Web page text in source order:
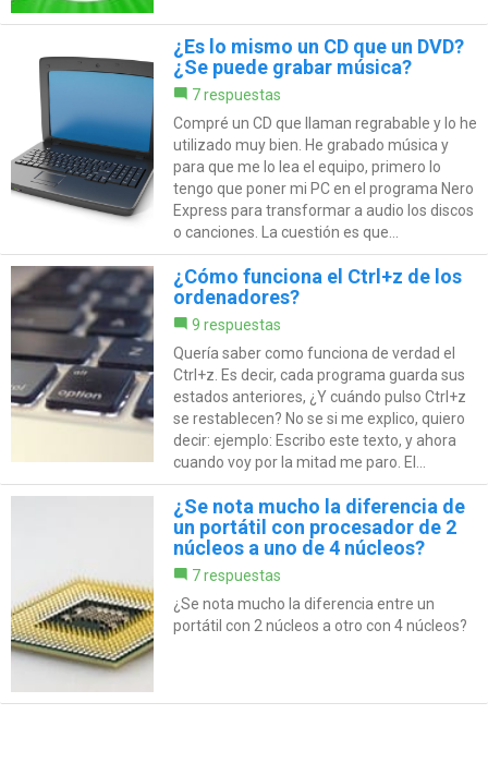
¿Es lo mismo un CD que un DVD?
¿Se puede grabar música?
7 respuestas
Compré un CD que llaman regrabable y lo he
utilizado muy bien. He grabado música y
para que me lo lea el equipo, primero lo
tengo que poner mi PC en el programa Nero
Express para transformar a audio los discos
o canciones. La cuestión es que...
¿Cómo funciona el Ctrl+z de los
ordenadores?
9 respuestas
Quería saber como funciona de verdad el
Ctrl+z. Es decir, cada programa guarda sus
estados anteriores, ¿Y cuándo pulso Ctrl+z
se restablecen? No se si me explico, quiero
decir: ejemplo: Escribo este texto, y ahora
cuando voy por la mitad me paro. El...
¿Se nota mucho la diferencia de
un portátil con procesador de 2
núcleos a uno de 4 núcleos?
7 respuestas
¿Se nota mucho la diferencia entre un
portátil con 2 núcleos a otro con 4 núcleos?